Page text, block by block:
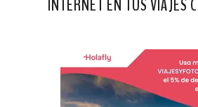
INTERNET EN TUS VIAJES